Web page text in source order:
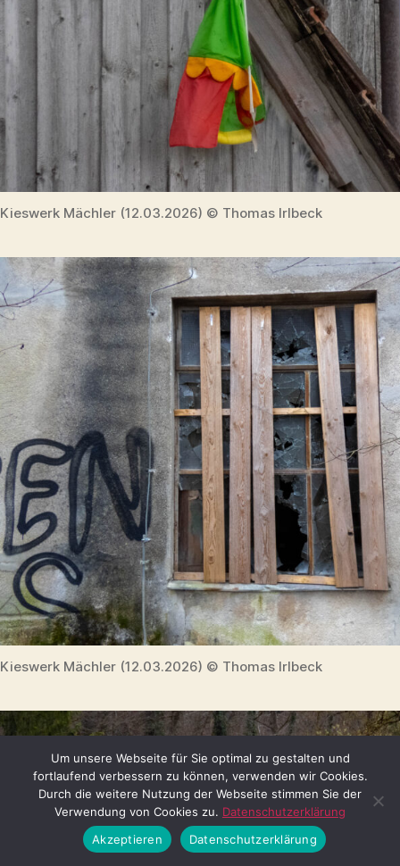
Kieswerk Mächler (12.03.2026) © Thomas Irlbeck
Kieswerk Mächler (12.03.2026) © Thomas Irlbeck
Um unsere Webseite für Sie optimal zu gestalten und
fortlaufend verbessern zu können, verwenden wir Cookies.
Durch die weitere Nutzung der Webseite stimmen Sie der
Verwendung von Cookies zu. Datenschutzerklärung
Akzeptieren
Datenschutzerklärung